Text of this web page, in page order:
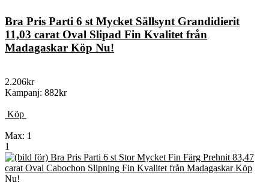
Bra Pris Parti 6 st Mycket Sällsynt Grandidierit
11,03 carat Oval Slipad Fin Kvalitet från
Madagaskar Köp Nu!
2.206kr
Kampanj: 882kr
Köp
Max: 1
1